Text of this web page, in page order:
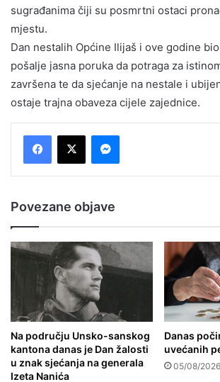
sugrađanima čiji su posmrtni ostaci
mjestu.
Dan nestalih Općine Ilijaš i ove godine
pošalje jasna poruka da potraga za
završena te da sjećanje na nestale i
ostaje trajna obaveza cijele zajednice.
Povezane objave
Na području Unsko-sanskog
kantona danas je Dan žalosti
u znak sjećanja na generala
Izeta Nanića
Danas
uvećanih
05/08/2026